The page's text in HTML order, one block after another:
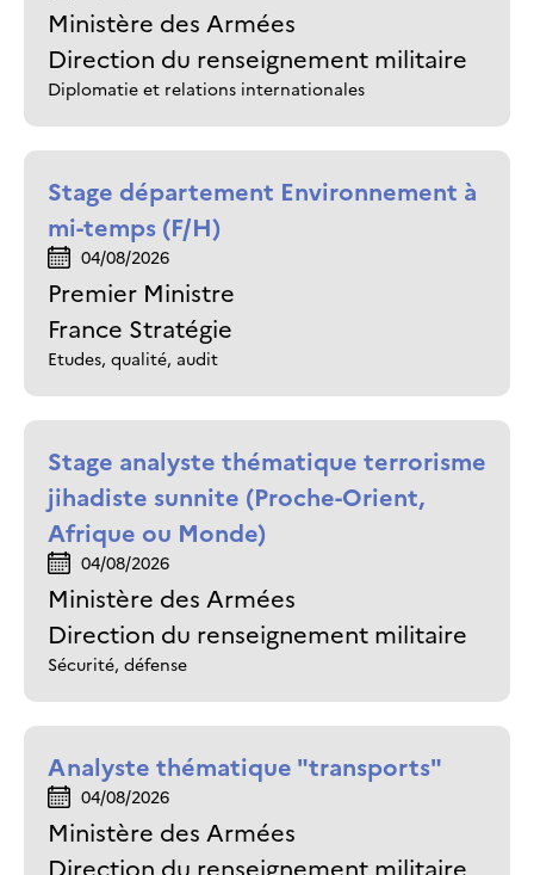
Ministère des Armées
Direction du renseignement militaire
Diplomatie et relations internationales
Stage département Environnement à
mi-temps (F/H)
04/08/2026
Premier Ministre
France Stratégie
Etudes, qualité, audit
Stage analyste thématique terrorisme
jihadiste sunnite (Proche-Orient,
Afrique ou Monde)
04/08/2026
Ministère des Armées
Direction du renseignement militaire
Sécurité, défense
Analyste thématique "transports"
04/08/2026
Ministère des Armées
Direction du renseignement militaire